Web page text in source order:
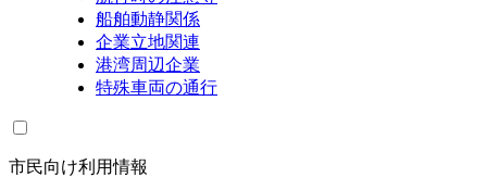
船舶動静関係
企業立地関連
港湾周辺企業
特殊車両の通行
市民向け利用情報